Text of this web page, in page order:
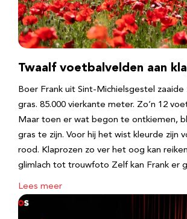
Twaalf voetbalvelden aan
Boer Frank uit Sint-Michielsgestel zaaide
gras. 85.000 vierkante meter. Zo’n 12
Maar toen er wat begon te ontkiemen,
gras te zijn. Voor hij het wist kleurde zijn
rood. Klaprozen zo ver het oog kan
glimlach tot trouwfoto Zelf kan Frank er
Lees meer